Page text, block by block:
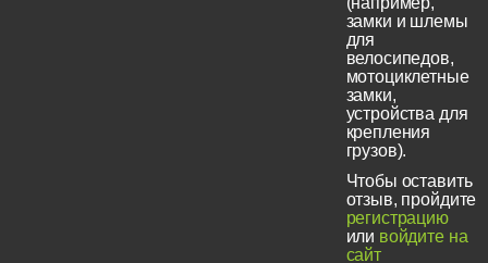
замки и шлемы
для
велосипедов,
мотоциклетные
замки,
устройства для
крепления
грузов).
Чтобы оставить
отзыв, пройдите
регистрацию
или войдите на
сайт